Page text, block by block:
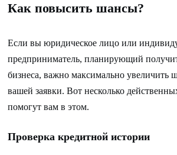
Как повысить шансы?
Если вы юридическое лицо или
предприниматель, планирующий
бизнеса, важно максимально увеличить
вашей заявки. Вот несколько
помогут вам в этом.
Проверка кредитной истории